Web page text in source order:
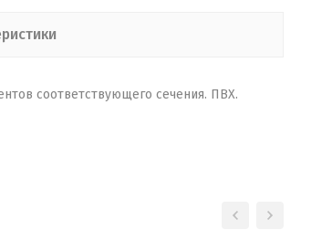
соответствующего сечения. ПВХ.